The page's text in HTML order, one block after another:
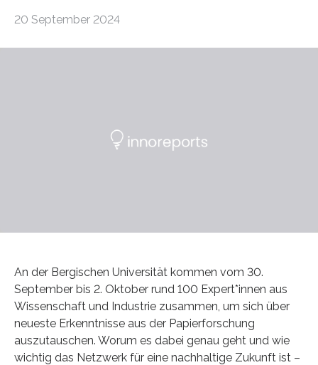
20 September 2024
An der Bergischen Universität kommen vom 30.
September bis 2. Oktober rund 100 Expert*innen aus
Wissenschaft und Industrie zusammen, um sich über
neueste Erkenntnisse aus der Papierforschung
auszutauschen. Worum es dabei genau geht und wie
wichtig das Netzwerk für eine nachhaltige Zukunft ist –